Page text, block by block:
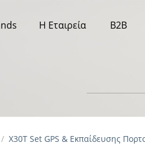
Η Εταιρεία B2B
/ X30T Set GPS & Εκπαίδευσης